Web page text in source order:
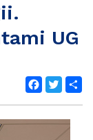
UG
Facebook
Twitter